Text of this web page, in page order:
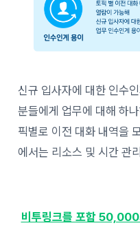
신규 입사자에 대한 인수
분들에게 업무에 대해 하
픽별로 이전 대화 내역을
에서는 리소스 및 시간 관
비투링크를 포함 50,000